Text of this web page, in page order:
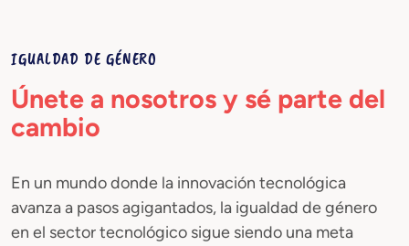
IGUALDAD DE GÉNERO
Únete a nosotros y sé parte del
cambio
En un mundo donde la innovación tecnológica
avanza a pasos agigantados, la igualdad de género
en el sector tecnológico sigue siendo una meta